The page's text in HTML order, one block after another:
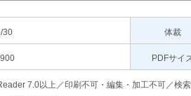
30 体裁
PDFサイ
7.0以上／印刷不可・編集・加工不可／検